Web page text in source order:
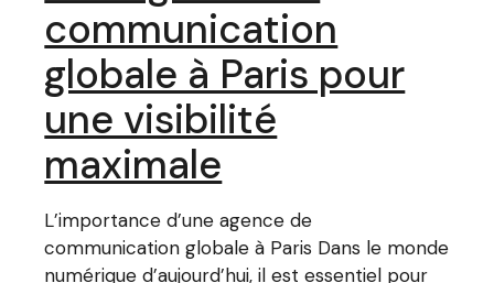
communication
globale à Paris pour
une visibilité
maximale
L’importance d’une agence de
communication globale à Paris Dans le monde
numérique d’aujourd’hui, il est essentiel pour